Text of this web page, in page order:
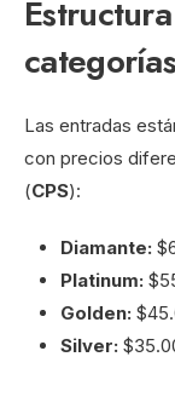
categorías
Las entradas
con precios
(CPS):
Diamante:
Platinum:
Golden:
Silver: